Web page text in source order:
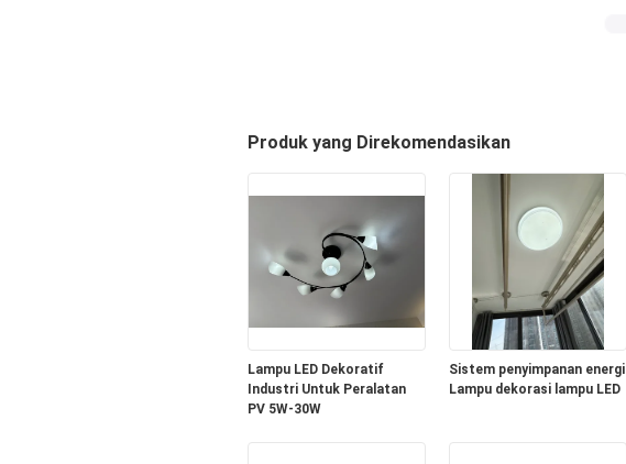
Produk yang Direkomendasikan
Lampu LED Dekoratif
Industri Untuk Peralatan
PV 5W-30W
Sistem penyimpanan energi
Lampu dekorasi lampu LED